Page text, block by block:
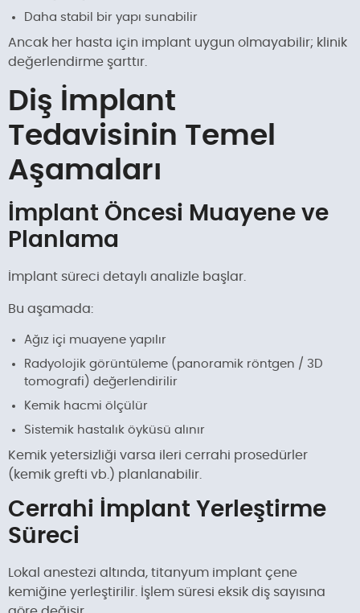
Daha stabil bir yapı sunabilir
Ancak her hasta için implant uygun olmayabilir; klinik
değerlendirme şarttır.
Diş İmplant
Tedavisinin Temel
Aşamaları
İmplant Öncesi Muayene ve
Planlama
İmplant süreci detaylı analizle başlar.
Bu aşamada:
Ağız içi muayene yapılır
Radyolojik görüntüleme (panoramik röntgen / 3D
tomografi) değerlendirilir
Kemik hacmi ölçülür
Sistemik hastalık öyküsü alınır
Kemik yetersizliği varsa ileri cerrahi prosedürler
(kemik grefti vb.) planlanabilir.
Cerrahi İmplant Yerleştirme
Süreci
Lokal anestezi altında, titanyum implant çene
kemiğine yerleştirilir. İşlem süresi eksik diş sayısına